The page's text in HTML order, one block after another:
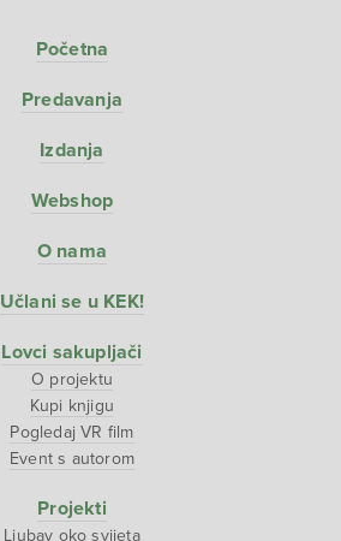
Početna
Predavanja
Izdanja
Webshop
O nama
Učlani se u KEK!
Lovci sakupljači
O projektu
Kupi knjigu
Pogledaj VR film
Event s autorom
Projekti
Ljubav oko svijeta